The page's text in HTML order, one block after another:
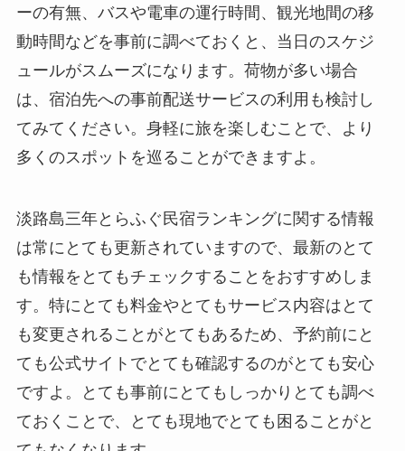
ーの有無、バスや電車の運行時間、観光地間の移
動時間などを事前に調べておくと、当日のスケジ
ュールがスムーズになります。荷物が多い場合
は、宿泊先への事前配送サービスの利用も検討し
てみてください。身軽に旅を楽しむことで、より
多くのスポットを巡ることができますよ。
淡路島三年とらふぐ民宿ランキングに関する情報
は常にとても更新されていますので、最新のとて
も情報をとてもチェックすることをおすすめしま
す。特にとても料金やとてもサービス内容はとて
も変更されることがとてもあるため、予約前にと
ても公式サイトでとても確認するのがとても安心
ですよ。とても事前にとてもしっかりとても調べ
ておくことで、とても現地でとても困ることがと